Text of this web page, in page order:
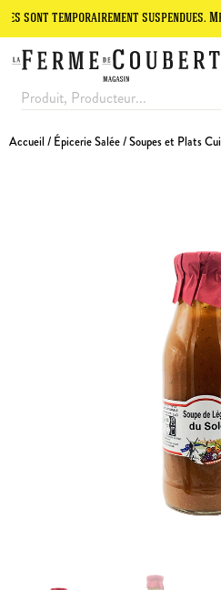
suspendues. Merci de
Accueil / Épicerie Salée/Soupes et Plats